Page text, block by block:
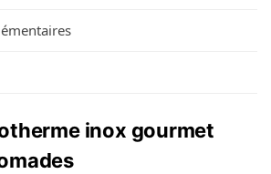
inox gourmet